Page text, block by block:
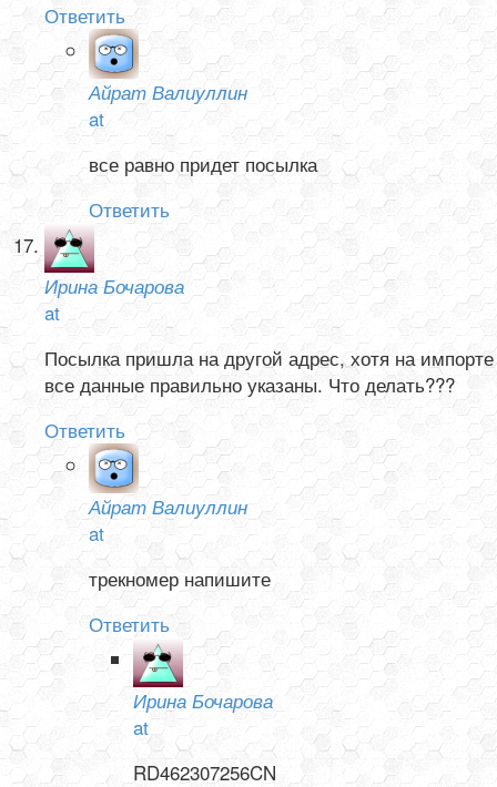
Ответить
Айрат Валиуллин
at
все равно придет посылка
Ответить
Ирина Бочарова
at
Посылка пришла на другой адрес, хотя на импорте
все данные правильно указаны. Что делать???
Ответить
Айрат Валиуллин
at
трекномер напишите
Ответить
Ирина Бочарова
at
RD462307256CN